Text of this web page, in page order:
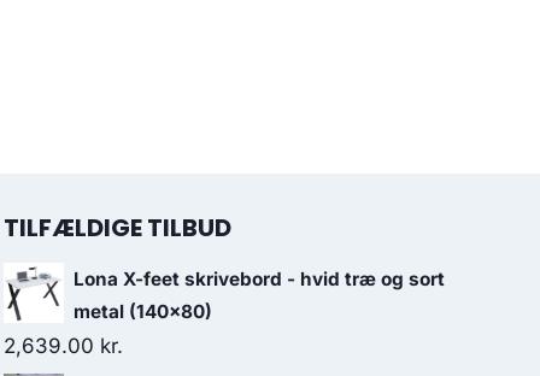
TILFÆLDIGE TILBUD
Lona X-feet skrivebord - hvid træ og sort
metal (140x80)
2,639.00 kr.